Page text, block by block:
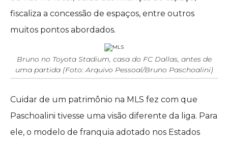
fiscaliza a concessão de espaços, entre outros
muitos pontos abordados.
Bruno no Toyota Stadium, casa do FC Dallas, antes de
uma partida (Foto: Arquivo Pessoal/Bruno Paschoalini)
Cuidar de um patrimônio na MLS fez com que
Paschoalini tivesse uma visão diferente da liga. Para
ele, o modelo de franquia adotado nos Estados